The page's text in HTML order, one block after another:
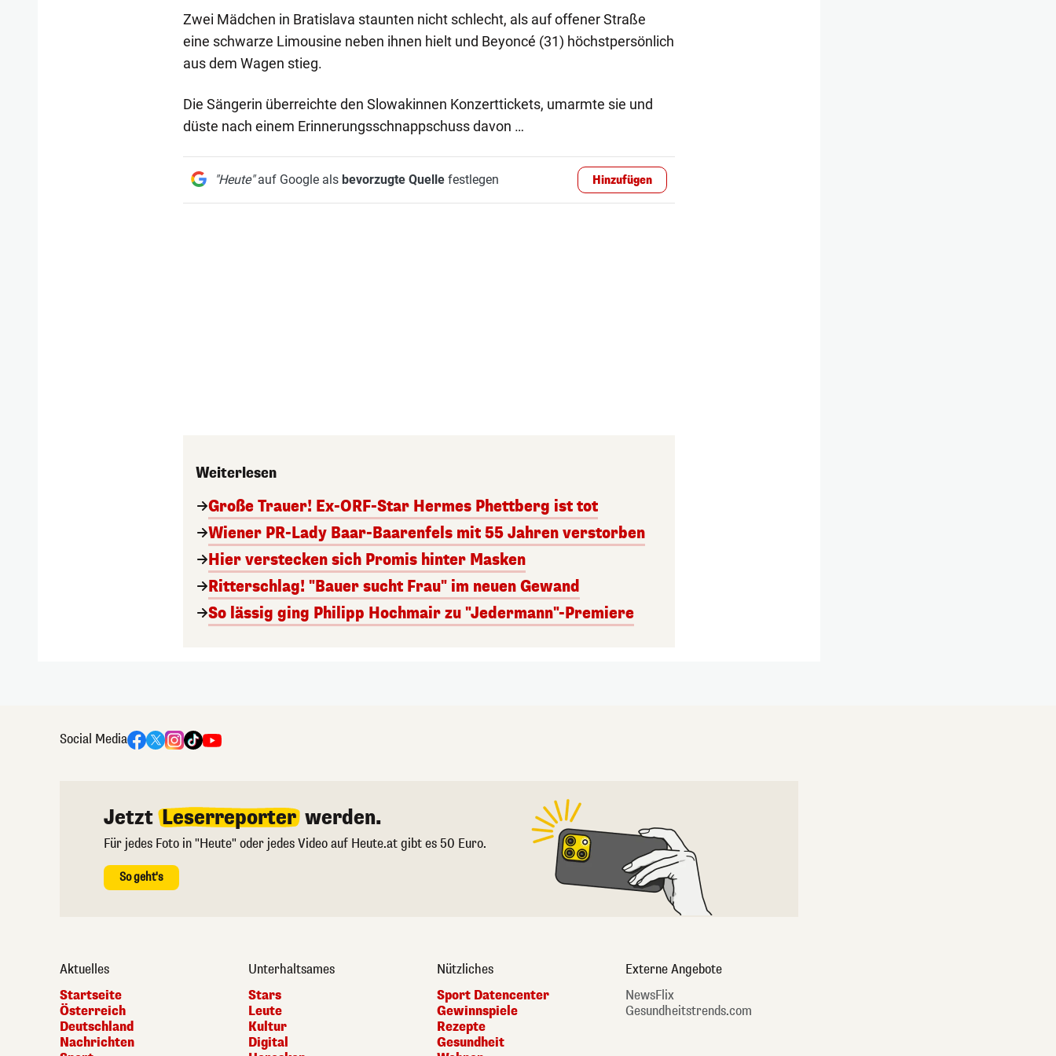
Zwei Mädchen in Bratislava staunten nicht schlecht, als auf offener Straße
eine schwarze Limousine neben ihnen hielt und Beyoncé (31) höchstpersönlich
aus dem Wagen stieg.
Die Sängerin überreichte den Slowakinnen Konzerttickets, umarmte sie und
düste nach einem Erinnerungsschnappschuss davon …
"Heute"auf Google als bevorzugte Quellefestlegen Hinzufügen
Weiterlesen
Große Trauer! Ex-ORF-Star Hermes Phettberg ist tot
Wiener PR-Lady Baar-Baarenfels mit 55 Jahren verstorben
Hier verstecken sich Promis hinter Masken
Ritterschlag! "Bauer sucht Frau" im neuen Gewand
So lässig ging Philipp Hochmair zu "Jedermann"-Premiere
Social Media
Jetzt Leserreporter werden.
Für jedes Foto in "Heute" oder jedes Video auf Heute.at gibt es 50 Euro.
So geht's
Aktuelles
Startseite
Österreich
Deutschland
Nachrichten
Unterhaltsames
Stars
Leute
Kultur
Digital
Nützliches
Sport Datencenter
Gewinnspiele
Rezepte
Gesundheit
Externe Angebote
NewsFlix
Gesundheitstrends.com